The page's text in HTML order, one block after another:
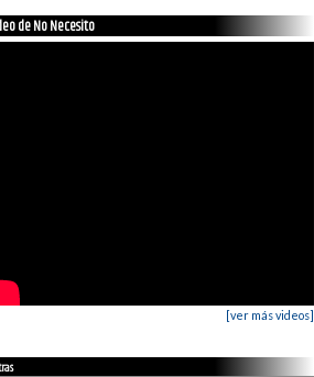
de No Necesito
[ver más videos]